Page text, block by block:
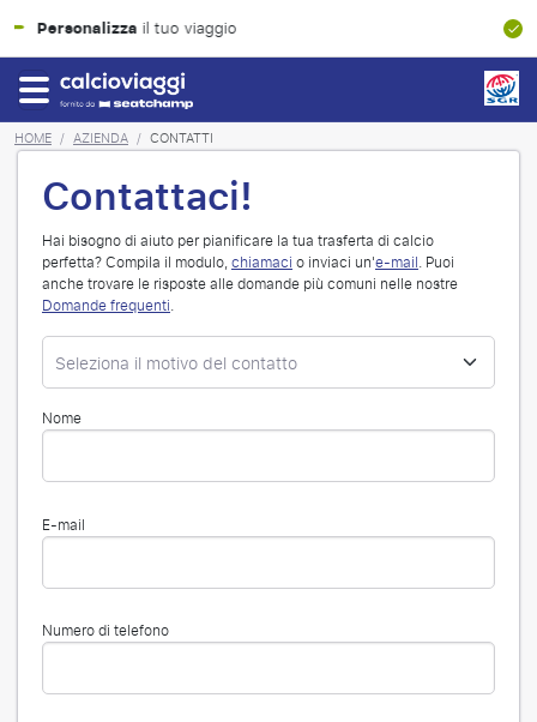
Garanzia finanziaria al 100%
HOME / AZIENDA / CONTATTI
Contattaci!
Hai bisogno di aiuto per pianificare la tua trasferta di calcio
perfetta? Compila il modulo,chiamacio inviaci un'e-mail. Puoi
anche trovare le risposte alle domande più comuni nelle nostre
Domande frequenti.
Nome
E-mail
Numero di telefono